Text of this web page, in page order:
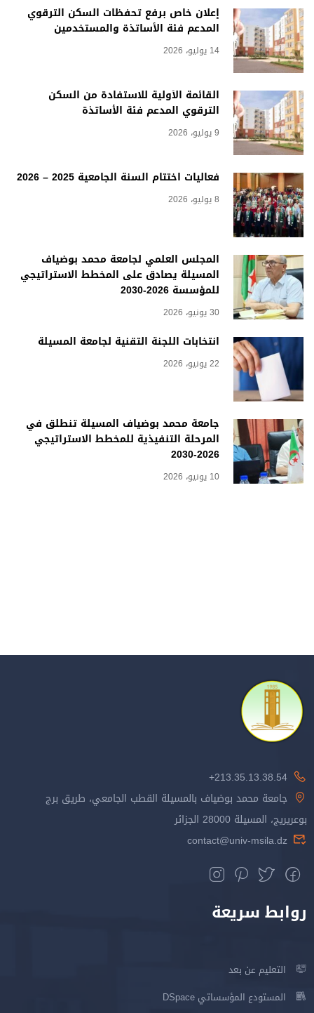
إعلان خاص برفع تحفظات السكن الترقوي
المدعم فئة الأساتذة والمستخدمين
14 يوليو، 2026
القائمة الأولية للاستفادة من السكن
الترقوي المدعم فئة الأساتذة
9 يوليو، 2026
فعاليات اختتام السنة الجامعية 2025 – 2026
8 يوليو، 2026
المجلس العلمي لجامعة محمد بوضياف
المسيلة يصادق على المخطط الاستراتيجي
للمؤسسة 2026-2030
30 يونيو، 2026
انتخابات اللجنة التقنية لجامعة المسيلة
22 يونيو، 2026
جامعة محمد بوضياف المسيلة تنطلق في
المرحلة التنفيذية للمخطط الاستراتيجي
2026-2030
10 يونيو، 2026
213.35.13.38.54+
جامعة محمد بوضياف بالمسيلة القطب الجامعي، طريق برج
بوعريريج، المسيلة 28000 الجزائر
contact@univ-msila.dz
روابط سريعة
التعليم عن بعد
المستودع المؤسساتي DSpace